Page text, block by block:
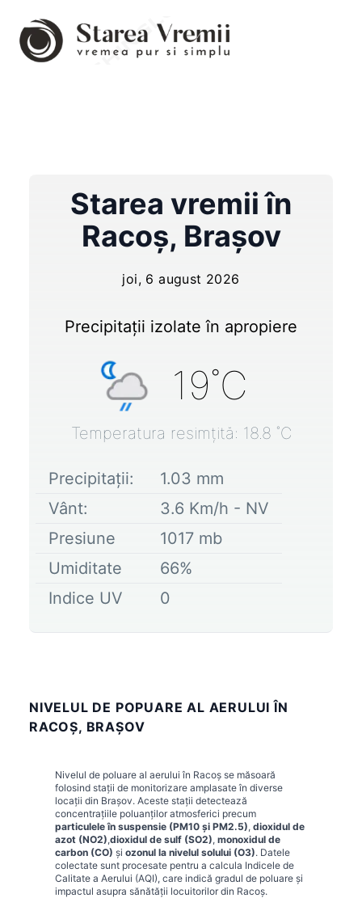
Starea vremii în
Racoş, Brașov
joi, 6 august 2026
Precipitații izolate în apropiere
19˚C
Temperatura resimțită: 18.8 ˚C
Precipitații: 1.03 mm
Vânt:
3.6 Km/h - NV
Presiune
1017 mb
Umiditate
66%
Indice UV
0
NIVELUL DE POPUARE AL AERULUI ÎN
RACOŞ, BRAȘOV
Nivelul de poluare al aerului în Racoş se măsoară
folosind stații de monitorizare amplasate în diverse
locații din Brașov. Aceste stații detectează
concentrațiile poluanților atmosferici precum
particulele în suspensie (PM10 și PM2.5), dioxidul de
azot (NO2),dioxidul de sulf (SO2), monoxidul de
carbon (CO) și ozonul la nivelul solului (O3). Datele
colectate sunt procesate pentru a calcula Indicele de
Calitate a Aerului (AQI), care indică gradul de poluare și
impactul asupra sănătății locuitorilor din Racoş.